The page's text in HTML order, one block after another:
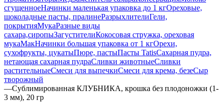
сгущенноеНачинки маленькая упаковка до 1 кгОреховые,
шоколадные пасты, пралинеРазрыхлителиГели,
покрытияМукаРазные виды
сахара,сиропыЗагустителиКокосовая стружка, ореховая
мукаМакНачинки большая упаковка от 1 кгОрехи,
сухофрукты, цукатыПюре, пастыПасты TatisСахарная пудра,
нетающая сахарная пудраСливки животныеСливки
растительныеСмеси для выпечкиСмеси для крема, безеСыр
творожный
—Сублимированная КЛУБНИКА, крошка без плодоножки (1-
3 мм), 20 гр